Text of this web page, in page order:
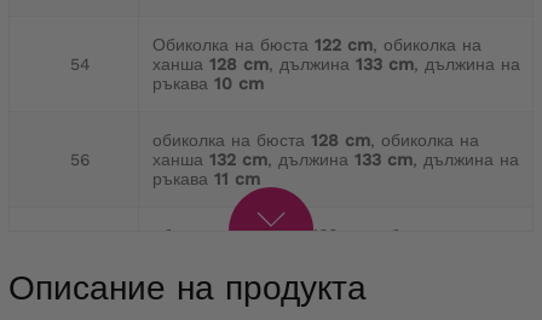
54
Обиколка на бюста 122 cm, обиколка на
ханша 128 cm, дължина 133 cm, дължина на
ръкава 10 cm
56
обиколка на бюста 128 cm, обиколка на
ханша 132 cm, дължина 133 cm, дължина на
ръкава 11 cm
обиколка на бюста 132 cm
, обиколка на
Описание на продукта